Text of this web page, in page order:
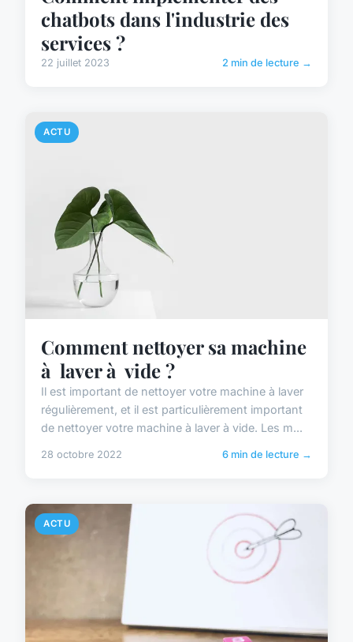
chatbots dans l'industrie des
services ?
22 juillet 2023 2 min de lecture →
ACTU
Comment nettoyer sa machine
à laver à vide ?
Il est important de nettoyer votre machine à laver
régulièrement, et il est particulièrement important
de nettoyer votre machine à laver à vide. Les m...
28 octobre 2022 6 min de lecture →
ACTU